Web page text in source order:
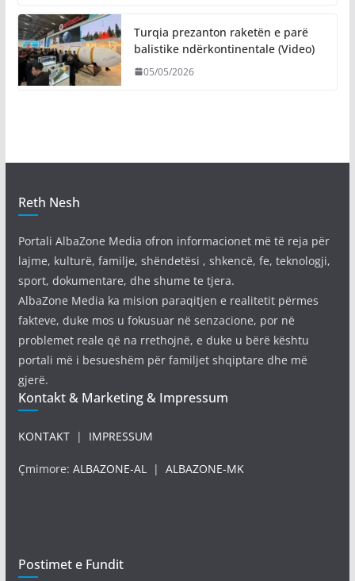
Turqia prezanton raketën e parë
balistike ndërkontinentale (Video)
05/05/2026
Reth Nesh
Portali AlbaZone Media ofron informacionet më të reja për
lajme, kulturë, familje, shëndetësi , shkencë, fe, teknologji,
sport, dokumentare, dhe shume te tjera.
AlbaZone Media ka mision paraqitjen e realitetit përmes
fakteve, duke mos u fokusuar në senzacione, por në
problemet reale që na rrethojnë, e duke u bërë kështu
portali më i besueshëm për familjet shqiptare dhe më
gjerë.
Kontakt & Marketing & Impressum
KONTAKT| IMPRESSUM
Çmimore: ALBAZONE-AL | ALBAZONE-MK
Postimet e Fundit